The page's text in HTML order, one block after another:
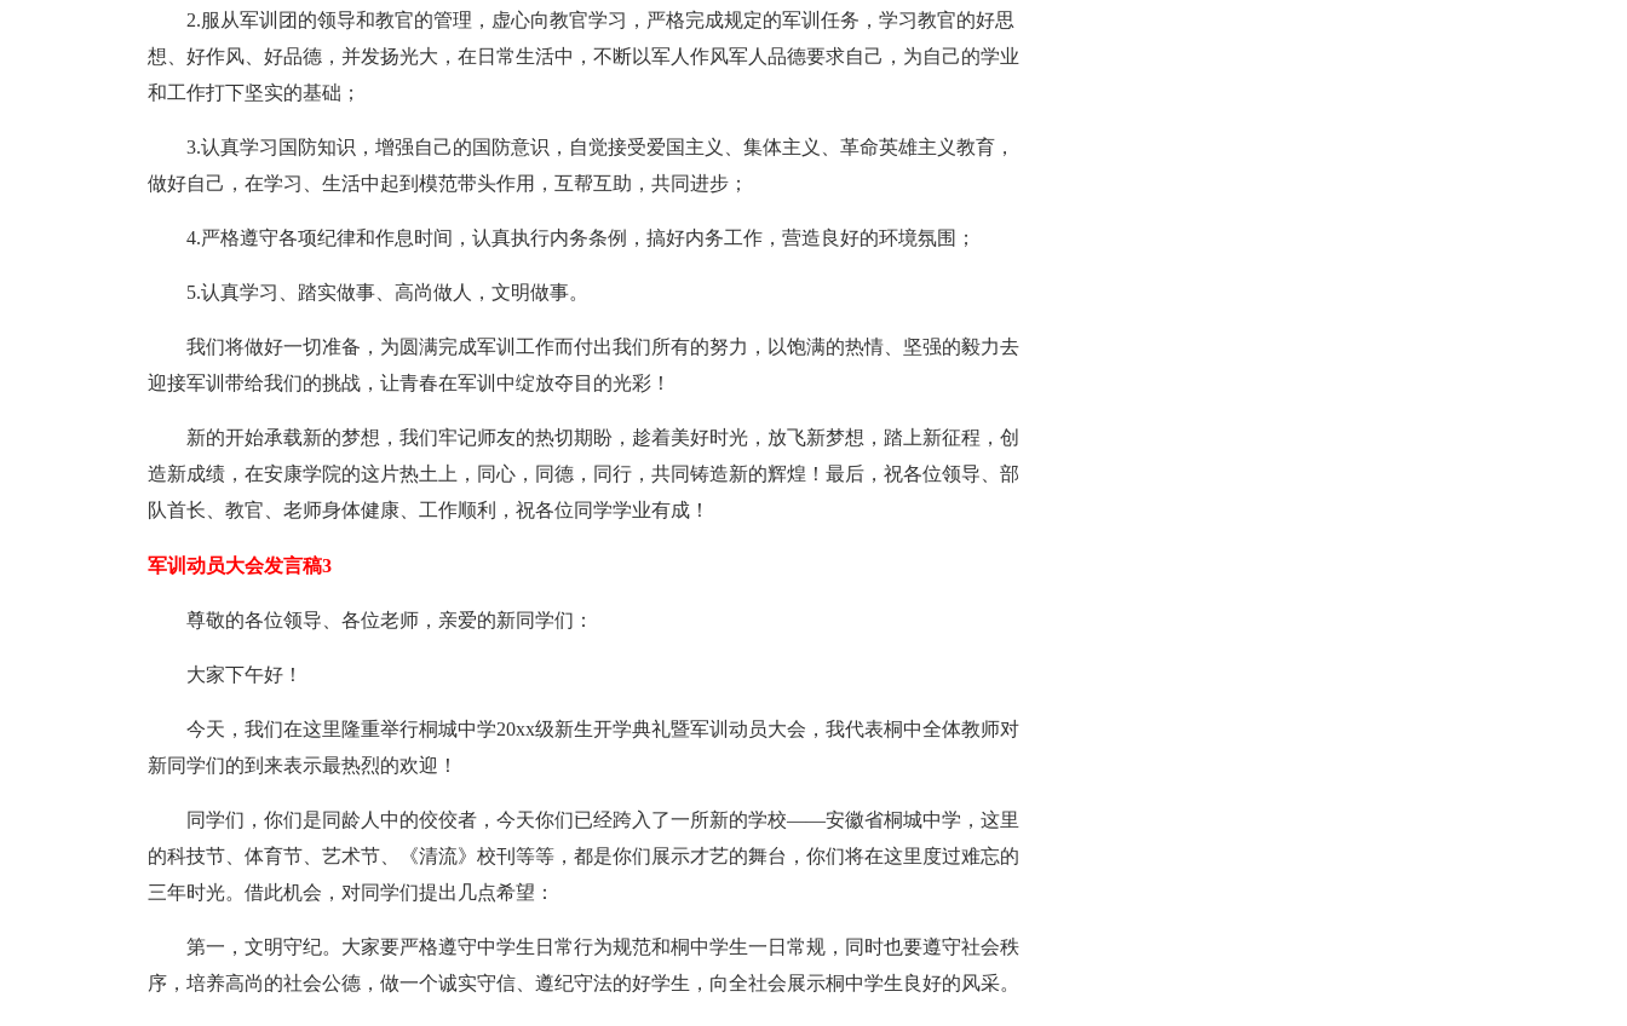
2.服从军训团的领导和教官的管理，虚心向教官学习，严格完成规定的军训任务，学习教官的好思
想、好作风、好品德，并发扬光大，在日常生活中，不断以军人作风军人品德要求自己，为自己的学业
和工作打下坚实的基础；
3.认真学习国防知识，增强自己的国防意识，自觉接受爱国主义、集体主义、革命英雄主义教育，
做好自己，在学习、生活中起到模范带头作用，互帮互助，共同进步；
4.严格遵守各项纪律和作息时间，认真执行内务条例，搞好内务工作，营造良好的环境氛围；
5.认真学习、踏实做事、高尚做人，文明做事。
我们将做好一切准备，为圆满完成军训工作而付出我们所有的努力，以饱满的热情、坚强的毅力去
迎接军训带给我们的挑战，让青春在军训中绽放夺目的光彩！
新的开始承载新的梦想，我们牢记师友的热切期盼，趁着美好时光，放飞新梦想，踏上新征程，创
造新成绩，在安康学院的这片热土上，同心，同德，同行，共同铸造新的辉煌！最后，祝各位领导、部
队首长、教官、老师身体健康、工作顺利，祝各位同学学业有成！
军训动员大会发言稿3
尊敬的各位领导、各位老师，亲爱的新同学们：
大家下午好！
今天，我们在这里隆重举行桐城中学20xx级新生开学典礼暨军训动员大会，我代表桐中全体教师对
新同学们的到来表示最热烈的欢迎！
同学们，你们是同龄人中的佼佼者，今天你们已经跨入了一所新的学校——安徽省桐城中学，这里
的科技节、体育节、艺术节、《清流》校刊等等，都是你们展示才艺的舞台，你们将在这里度过难忘的
三年时光。借此机会，对同学们提出几点希望：
第一，文明守纪。大家要严格遵守中学生日常行为规范和桐中学生一日常规，同时也要遵守社会秩
序，培养高尚的社会公德，做一个诚实守信、遵纪守法的好学生，向全社会展示桐中学生良好的风采。